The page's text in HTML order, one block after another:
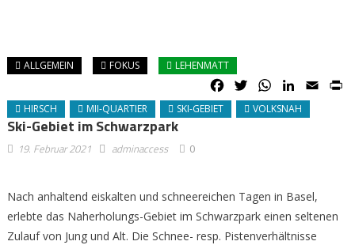
ALLGEMEIN FOKUS LEHENMATT
Facebook
TwitterWhatsApp
LinkedIn
Email
HIRSCH MII-QUARTIER SKI-GEBIET VOLKSNAH
Ski-Gebiet im Schwarzpark
19. Februar 2021 adminaccess 0
Nach anhaltend eiskalten und schneereichen Tagen in Basel,
erlebte das Naherholungs-Gebiet im Schwarzpark einen seltenen
Zulauf von Jung und Alt. Die Schnee- resp. Pistenverhältnisse